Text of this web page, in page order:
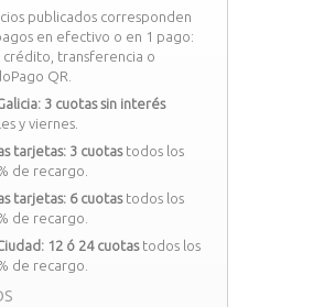
publicados corresponden
en efectivo o en 1 pago:
transferencia o
QR.
3 cuotas sin interés
y viernes.
tarjetas: 3 cuotastodos los
de recargo.
tarjetas: 6 cuotastodos los
de recargo.
12 ó 24 cuotastodos los
de recargo.